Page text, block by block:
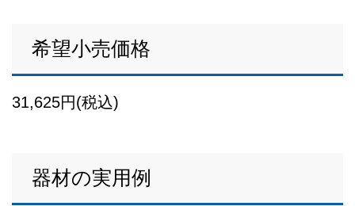
希望小売価格
31,625円(税込)
器材の実用例